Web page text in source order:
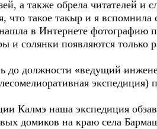
а также обрела читателей и
что такое такыр и я
нашла в Интернете
и солянки появляются
должности «ведущий
Калмэ наша экспедиция
домиков на краю села